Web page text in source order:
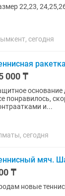
22,23,
сегодня
000 ₸
основание для
понравилось, скорость,
и...
сегодня
мяч.
₸
новые